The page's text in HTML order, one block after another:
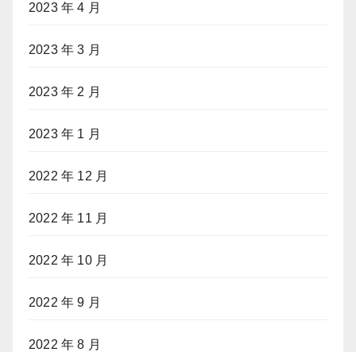
2023 年 4 月
2023 年 3 月
2023 年 2 月
2023 年 1 月
2022 年 12 月
2022 年 11 月
2022 年 10 月
2022 年 9 月
2022 年 8 月